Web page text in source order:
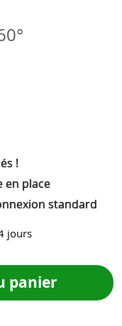
!
en place
standard
jours
panier